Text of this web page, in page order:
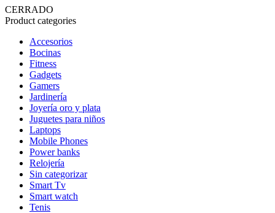
CERRADO
Product categories
Accesorios
Bocinas
Fitness
Gadgets
Gamers
Jardinería
Joyería oro y plata
Juguetes para niños
Laptops
Mobile Phones
Power banks
Relojería
Sin categorizar
Smart Tv
Smart watch
Tenis